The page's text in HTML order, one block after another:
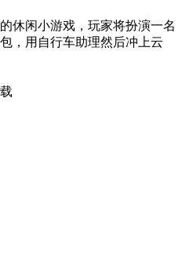
休闲小游戏，玩家将扮演一名
，用自行车助理然后冲上云